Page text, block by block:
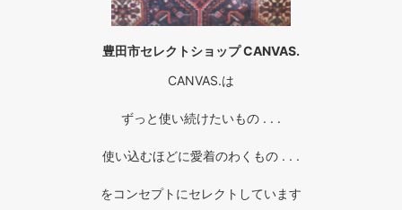
豊田市セレクトショップ CANVAS.
CANVAS.は
ずっと使い続けたいもの . . .
使い込むほどに愛着のわくもの . . .
をコンセプトにセレクトしています